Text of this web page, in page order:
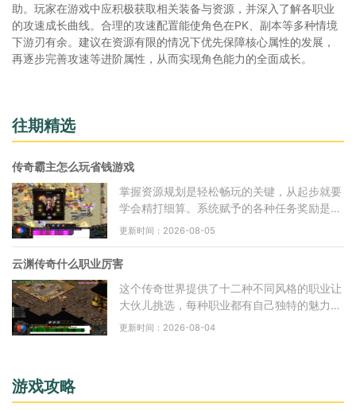
助。玩家在游戏中应积极获取相关装备与资源，并深入了解各职业
的攻速成长曲线。合理的攻速配置能使角色在PK、副本等多种情境
下游刃有余。建议在资源有限的情况下优先保障核心属性的发展，
再逐步完善攻速等进阶属性，从而实现角色能力的全面成长。
往期精选
传奇霸主怎么玩省钱游戏
掌握资源规划是轻松畅玩的关键，从起步就要
学会精打细算。系统赋予的各种任务奖励是基
础物资的重要来源，务必优先完成主线与日常
与
更新时间：2026-08-05
云渊传奇什么职业厉害
这个传奇世界提供了十二种不同风格的职业让
大伙儿挑选，每种职业都有自己独特的魅力和
玩法特点。很多朋友刚接触时可能会被这么多
更新时间：2026-08-04
游戏攻略